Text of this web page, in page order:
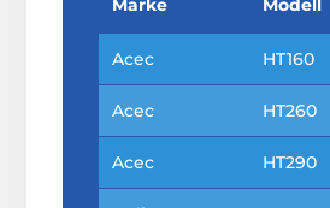
H
Acec HT160
Acec HT260
Acec HT290